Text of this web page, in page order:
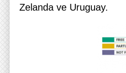
Zelanda ve Uruguay.